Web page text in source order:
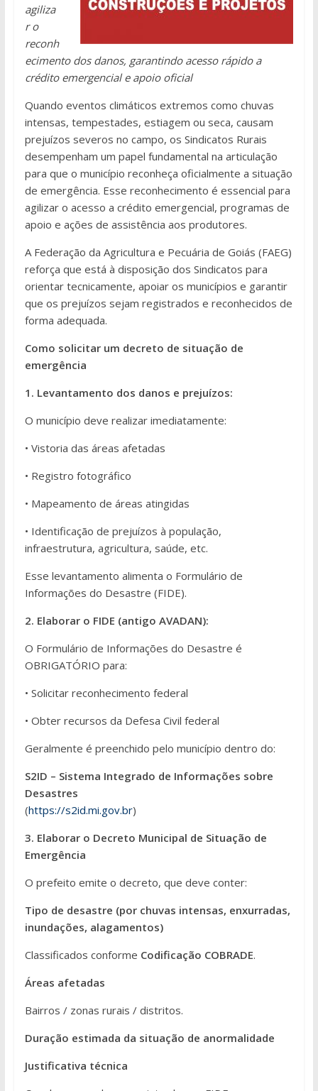
agiliza
r o
reconh
ecimento dos danos, garantindo acesso rápido a
crédito emergencial e apoio oficial
Quando eventos climáticos extremos como chuvas
intensas, tempestades, estiagem ou seca, causam
prejuízos severos no campo, os Sindicatos Rurais
desempenham um papel fundamental na articulação
para que o município reconheça oficialmente a situação
de emergência. Esse reconhecimento é essencial para
agilizar o acesso a crédito emergencial, programas de
apoio e ações de assistência aos produtores.
A Federação da Agricultura e Pecuária de Goiás (FAEG)
reforça que está à disposição dos Sindicatos para
orientar tecnicamente, apoiar os municípios e garantir
que os prejuízos sejam registrados e reconhecidos de
forma adequada.
Como solicitar um decreto de situação de
emergência
1. Levantamento dos danos e prejuízos:
O município deve realizar imediatamente:
• Vistoria das áreas afetadas
• Registro fotográfico
• Mapeamento de áreas atingidas
• Identificação de prejuízos à população,
infraestrutura, agricultura, saúde, etc.
Esse levantamento alimenta o Formulário de
Informações do Desastre (FIDE).
2. Elaborar o FIDE (antigo AVADAN):
O Formulário de Informações do Desastre é
OBRIGATÓRIO para:
• Solicitar reconhecimento federal
• Obter recursos da Defesa Civil federal
Geralmente é preenchido pelo município dentro do:
S2ID – Sistema Integrado de Informações sobre
Desastres
(https://s2id.mi.gov.br)
3. Elaborar o Decreto Municipal de Situação de
Emergência
O prefeito emite o decreto, que deve conter:
Tipo de desastre (por chuvas intensas, enxurradas,
inundações, alagamentos)
Classificados conforme Codificação COBRADE.
Áreas afetadas
Bairros / zonas rurais / distritos.
Duração estimada da situação de anormalidade
Justificativa técnica